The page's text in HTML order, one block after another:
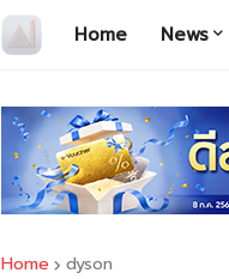
Home News
Home dyson